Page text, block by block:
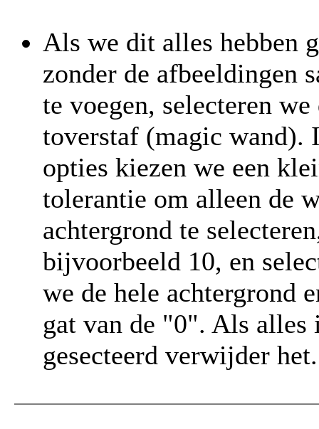
Als we dit alles hebben
zonder de afbeeldingen
te voegen, selecteren we
toverstaf (magic wand).
opties kiezen we een
tolerantie om alleen de
achtergrond te
bijvoorbeeld 10, en
we de hele achtergrond
gat van de "0". Als alles
gesecteerd verwijder het.